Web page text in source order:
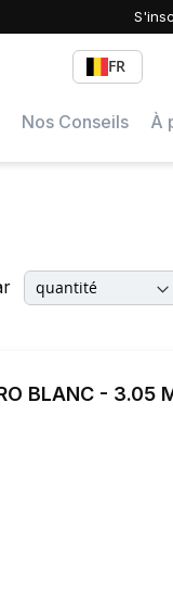
FR
Nos Conseils À
BLANC - 3.05